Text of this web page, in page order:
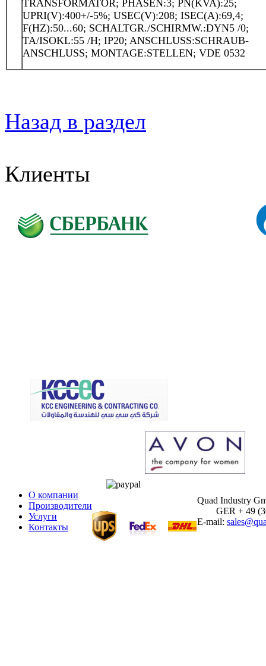
TRANSFORMATOR; PHASEN:3; PN(KVA):25;
UPRI(V):400+/-5%; USEC(V):208; ISEC(A):69,4;
F(HZ):50...60; SCHALTGR./SCHIRMW.:DYN5 /0;
TA/ISOKL:55 /H; IP20; ANSCHLUSS:SCHRAUB-
ANSCHLUSS; MONTAGE:STELLEN; VDE 0532
Назад в раздел
Клиенты
О компании
Производители
Услуги
Контакты
Quad Industry
GER + 49
E-mail: